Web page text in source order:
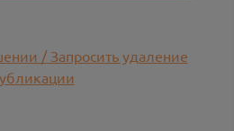
/ Запросить удаление